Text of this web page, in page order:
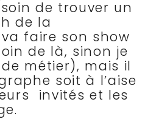
de trouver un
de la
faire son show
de là, sinon je
métier), mais il
soit à l’aise
invités et les